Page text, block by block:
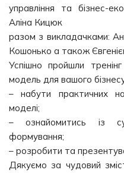
управління та бізнес-
Аліна Кицюк
разом з викладачками:
Кошонько а також
Успішно пройшли
модель для вашого
– набути практичних
моделі;
– ознайомитись із
формування;
– розробити та
Дякуємо за чудовий